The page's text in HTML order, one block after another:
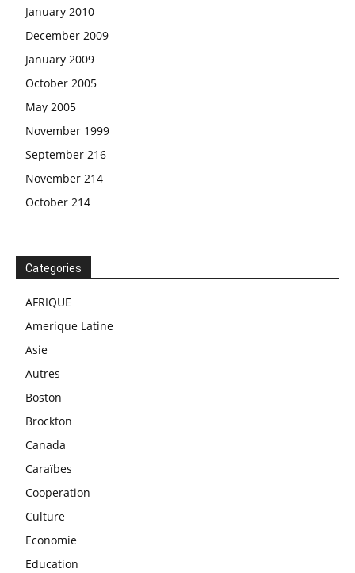
January 2010
December 2009
January 2009
October 2005
May 2005
November 1999
September 216
November 214
October 214
Categories
AFRIQUE
Amerique Latine
Asie
Autres
Boston
Brockton
Canada
Caraïbes
Cooperation
Culture
Economie
Education